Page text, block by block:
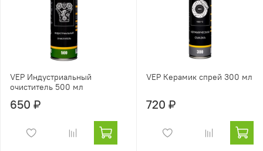
VEP Индустриальный
очиститель 500 мл
650 ₽
VEP Керамик спрей 300 мл
720 ₽